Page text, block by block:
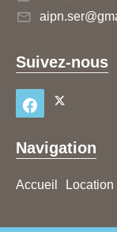
Suivez-nous
Navigation
Accueil Location